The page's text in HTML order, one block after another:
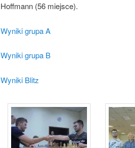
Hoffmann (56 miejsce).
Wyniki grupa A
Wyniki grupa B
Wyniki Blitz